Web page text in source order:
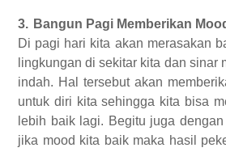
3. Bangun Pagi Memberikan
Di pagi hari kita akan merasakan
lingkungan di sekitar kita dan sinar
indah. Hal tersebut akan
untuk diri kita sehingga kita bisa
lebih baik lagi. Begitu juga
jika mood kita baik maka hasil